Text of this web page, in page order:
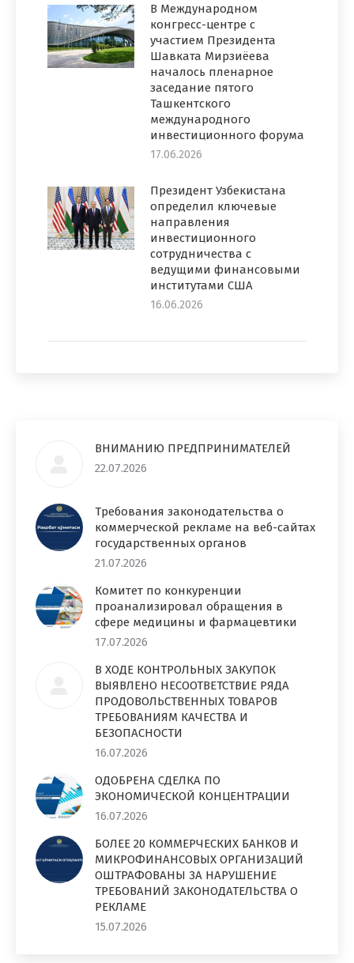
В Международном
конгресс-центре с
участием Президента
Шавката Мирзиёева
началось пленарное
заседание пятого
Ташкентского
международного
инвестиционного форума
17.06.2026
Президент Узбекистана
определил ключевые
направления
инвестиционного
сотрудничества с
ведущими финансовыми
институтами США
16.06.2026
ВНИМАНИЮ ПРЕДПРИНИМАТЕЛЕЙ
22.07.2026
Требования законодательства о
коммерческой рекламе на веб-сайтах
государственных органов
21.07.2026
Комитет по конкуренции
проанализировал обращения в
сфере медицины и фармацевтики
17.07.2026
В ХОДЕ КОНТРОЛЬНЫХ ЗАКУПОК
ВЫЯВЛЕНО НЕСООТВЕТСТВИЕ РЯДА
ПРОДОВОЛЬСТВЕННЫХ ТОВАРОВ
ТРЕБОВАНИЯМ КАЧЕСТВА И
БЕЗОПАСНОСТИ
16.07.2026
ОДОБРЕНА СДЕЛКА ПО
ЭКОНОМИЧЕСКОЙ КОНЦЕНТРАЦИИ
16.07.2026
БОЛЕЕ 20 КОММЕРЧЕСКИХ БАНКОВ И
МИКРОФИНАНСОВЫХ ОРГАНИЗАЦИЙ
ОШТРАФОВАНЫ ЗА НАРУШЕНИЕ
ТРЕБОВАНИЙ ЗАКОНОДАТЕЛЬСТВА О
РЕКЛАМЕ
15.07.2026